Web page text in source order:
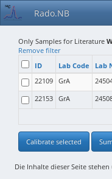
Rado.NB
Only Samples for Literature
Remove filter
ID
Lab Code Lab
22109 GrA
22153 GrA
Calibrate selected
Die Inhalte dieser Seite